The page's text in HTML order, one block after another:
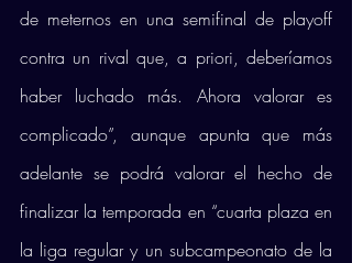
de meternos en una semifinal de playoff
contra un rival que, a priori, deberíamos
haber luchado más. Ahora valorar es
complicado”, aunque apunta que más
adelante se podrá valorar el hecho de
finalizar la temporada en “cuarta plaza en
la liga regular y un subcampeonato de la